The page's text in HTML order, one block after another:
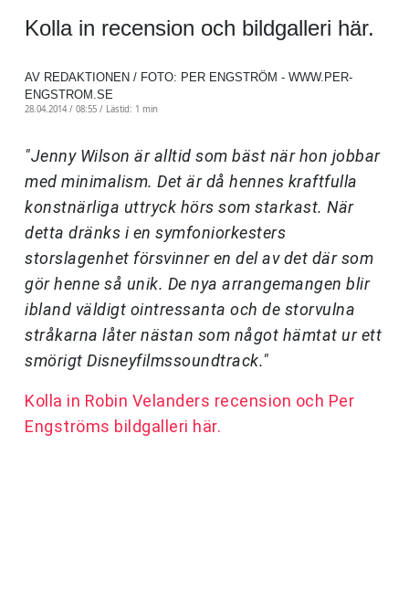
Kolla in recension och bildgalleri här.
AV REDAKTIONEN / FOTO: PER ENGSTRÖM - WWW.PER-
ENGSTROM.SE
28.04.2014 / 08:55 / Lästid: 1 min
"Jenny Wilson är alltid som bäst när hon jobbar
med minimalism. Det är då hennes kraftfulla
konstnärliga uttryck hörs som starkast. När
detta dränks i en symfoniorkesters
storslagenhet försvinner en del av det där som
gör henne så unik. De nya arrangemangen blir
ibland väldigt ointressanta och de storvulna
stråkarna låter nästan som något hämtat ur ett
smörigt Disneyfilmssoundtrack."
Kolla in Robin Velanders recension och Per
Engströms bildgalleri här.